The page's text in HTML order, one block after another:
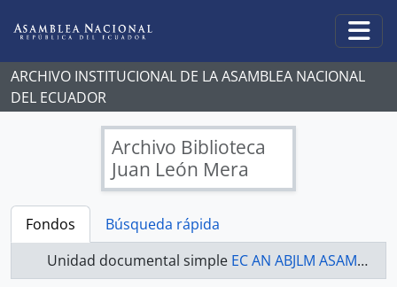
ARCHIVO INSTITUCIONAL DE LA ASAMBLEA NACIONAL
DEL ECUADOR
Archivo Biblioteca
Juan León Mera
Fondos
Búsqueda rápida
Unidad documental simple EC AN ABJLM ASAMBLEA NACIONAL 2023-2025 - ACTAS ASAMBLEA NACIONAL 2023-2025